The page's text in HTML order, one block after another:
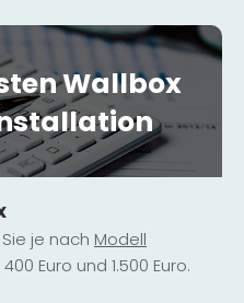
Wallbox
je nach Modell
Euro und 1.500 Euro.